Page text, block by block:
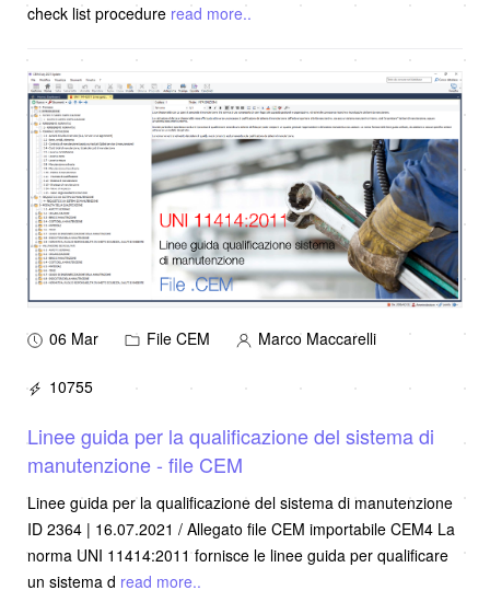
check list procedure read more..
06 Mar File CEM Marco Maccarelli
10755
Linee guida per la qualificazione del sistema di
manutenzione - file CEM
Linee guida per la qualificazione del sistema di manutenzione
ID 2364 | 16.07.2021 / Allegato file CEM importabile CEM4 La
norma UNI 11414:2011 fornisce le linee guida per qualificare
un sistema d read more..